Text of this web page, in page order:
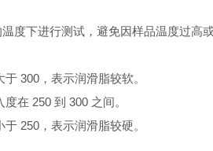
度下进行测试，避免因样品温度过高
300，表示润滑脂较软。
在 250 到 300 之间。
250，表示润滑脂较硬。